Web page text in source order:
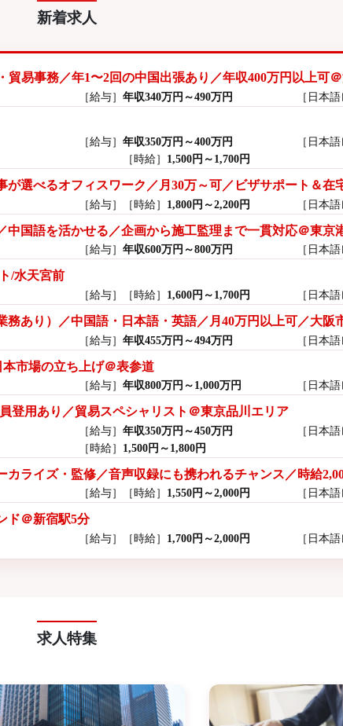
新着求人
易事務／年1〜2回の中国出張あり／年収400万円以上可
［給与］ 年収340万円～490万円 ［日本
［給与］ 年収350万円～400万円
［時給］ 1,500円～1,700円
［日本
選べるオフィスワーク／月30万～可／ビザサポート＆在
［給与］ ［時給］ 1,800円～2,200円 ［日本
国語を活かせる／企画から施工監理まで一貫対応＠東京
［給与］ 年収600万円～800万円 ［日本
/水天宮前
［給与］ ［時給］ 1,600円～1,700円 ［日本
あり）／中国語・日本語・英語／月40万円以上可／大阪
［給与］ 年収455万円～494万円 ［日本
市場の立ち上げ＠表参道
［給与］ 年収800万円～1,000万円 ［日本
登用あり／貿易スペシャリスト＠東京品川エリア
［給与］ 年収350万円～450万円
［時給］ 1,500円～1,800円
［日本
ライズ・監修／音声収録にも携われるチャンス／時給
［給与］ ［時給］ 1,550円～2,000円 ［日本
ド＠新宿駅5分
［給与］ ［時給］ 1,700円～2,000円 ［日本
求人特集